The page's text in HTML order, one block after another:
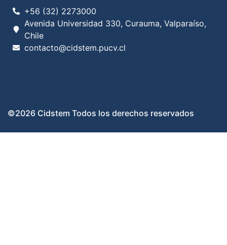
+56 (32) 2273000
Avenida Universidad 330, Curauma, Valparaíso,
Chile
contacto@cidstem.pucv.cl
©2026 Cidstem Todos los derechos reservados